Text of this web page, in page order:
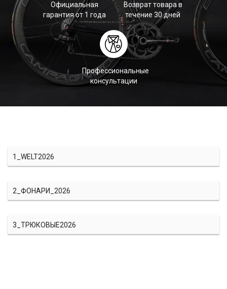
Официальная
гарантия от 1 года
Возврат товара в
течение 30 дней
Профессиональные
консультации
1_WELT2026
2_ФОНАРИ_2026
3_ТРЮКОВЫЕ2026